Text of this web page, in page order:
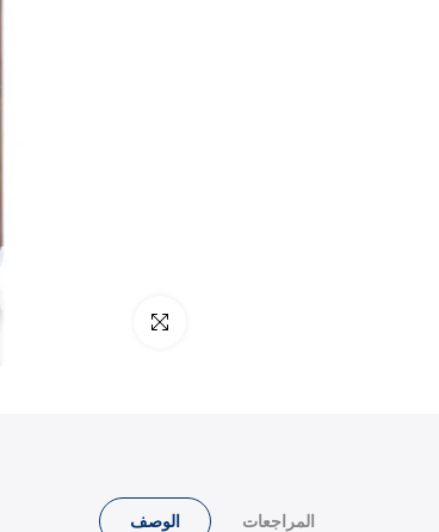
انقر للتكبير
الوصف المراجعات